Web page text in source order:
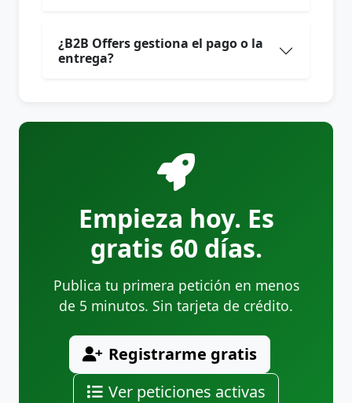
¿B2B Offers gestiona el pago o la
entrega?
Empieza hoy. Es
gratis 60 días.
Publica tu primera petición en menos
de 5 minutos. Sin tarjeta de crédito.
Registrarme gratis
Ver peticiones activas